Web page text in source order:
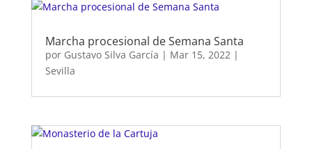
Marcha procesional de Semana Santa
por Gustavo Silva García | Mar 15, 2022|
Sevilla